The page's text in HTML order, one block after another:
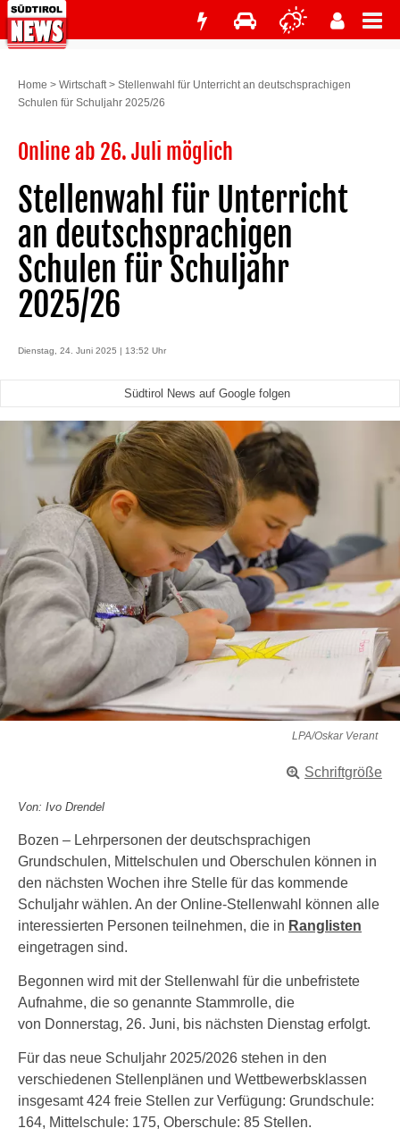
Home > Wirtschaft> Stellenwahl für Unterricht an deutschsprachigen
Schulen für Schuljahr 2025/26
Online ab 26. Juli möglich
Stellenwahl für Unterricht
an deutschsprachigen
Schulen für Schuljahr
2025/26
Dienstag, 24. Juni 2025 | 13:52 Uhr
Südtirol News auf Google folgen
LPA/Oskar Verant
Schriftgröße
Von: Ivo Drendel
Bozen – Lehrpersonen der deutschsprachigen
Grundschulen, Mittelschulen und Oberschulen können in
den nächsten Wochen ihre Stelle für das kommende
Schuljahr wählen. An der Online-Stellenwahl können alle
interessierten Personen teilnehmen, die in Ranglisten
eingetragen sind.
Begonnen wird mit der Stellenwahl für die unbefristete
Aufnahme, die so genannte Stammrolle, die
von Donnerstag, 26. Juni, bis nächsten Dienstag erfolgt.
Für das neue Schuljahr 2025/2026 stehen in den
verschiedenen Stellenplänen und Wettbewerbsklassen
insgesamt 424 freie Stellen zur Verfügung: Grundschule:
164, Mittelschule: 175, Oberschule: 85 Stellen.